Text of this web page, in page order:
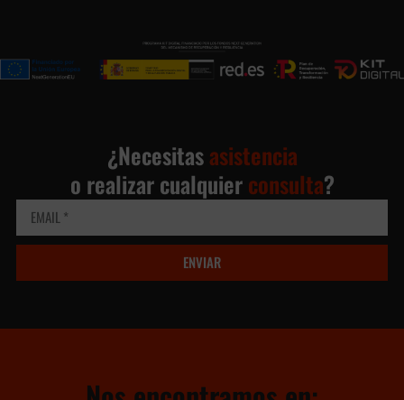
¿Necesitasasistencia
o realizar cualquierconsulta?
ENVIAR